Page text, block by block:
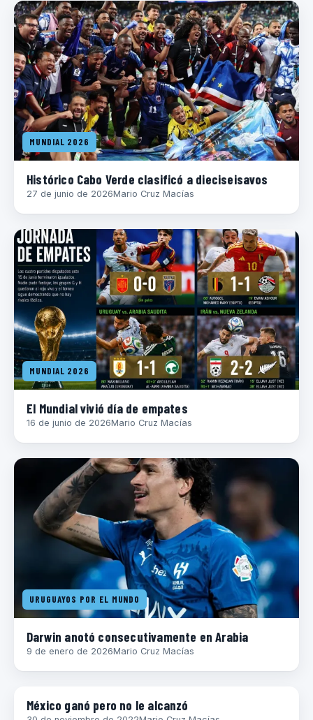
MUNDIAL 2026
Histórico Cabo Verde clasificó a dieciseisavos
27 de junio de 2026Mario Cruz Macías
MUNDIAL 2026
El Mundial vivió día de empates
16 de junio de 2026Mario Cruz Macías
URUGUAYOS POR EL MUNDO
Darwin anotó consecutivamente en Arabia
9 de enero de 2026Mario Cruz Macías
México ganó pero no le alcanzó